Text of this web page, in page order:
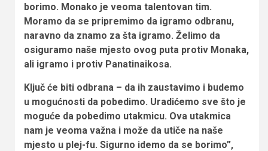
borimo. Monako je veoma talentovan tim.
Moramo da se pripremimo da igramo odbranu,
naravno da znamo za šta igramo. Želimo da
osiguramo naše mjesto ovog puta protiv Monaka,
ali igramo i protiv Panatinaikosa.
Ključ će biti odbrana – da ih zaustavimo i budemo
u mogućnosti da pobedimo. Uradićemo sve što je
moguće da pobedimo utakmicu. Ova utakmica
nam je veoma važna i može da utiče na naše
mjesto u plej-fu. Sigurno idemo da se borimo”,